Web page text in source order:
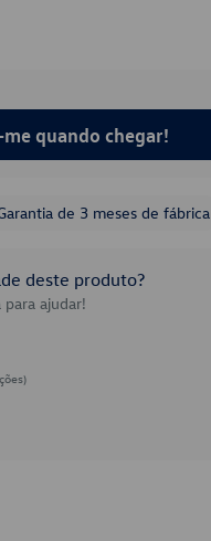
quando chegar!
de 3 meses de fábrica
deste produto?
ajudar!